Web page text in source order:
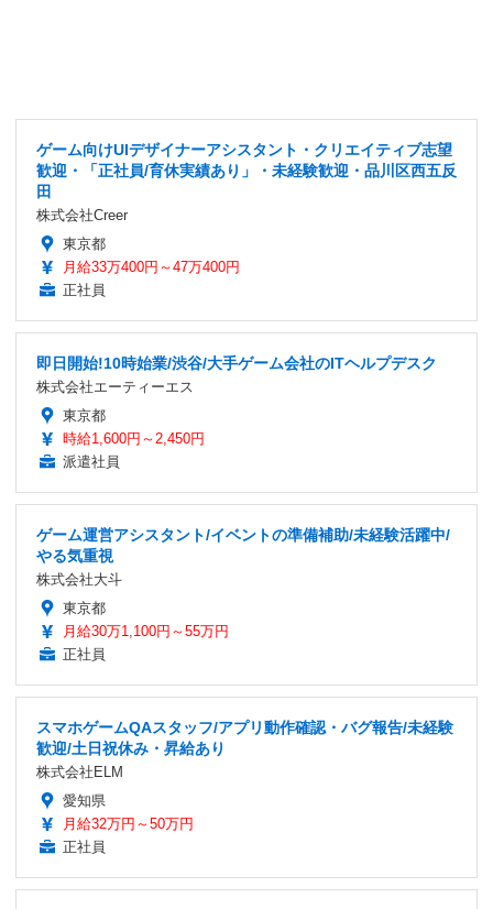
ゲーム向けUIデザイナーアシスタント・クリエイティブ志望
歓迎・「正社員/育休実績あり」・未経験歓迎・品川区西五反
田
株式会社Creer
東京都
月給33万400円～47万400円
正社員
即日開始!10時始業/渋谷/大手ゲーム会社のITヘルプデスク
株式会社エーティーエス
東京都
時給1,600円～2,450円
派遣社員
ゲーム運営アシスタント/イベントの準備補助/未経験活躍中/
やる気重視
株式会社大斗
東京都
月給30万1,100円～55万円
正社員
スマホゲームQAスタッフ/アプリ動作確認・バグ報告/未経験
歓迎/土日祝休み・昇給あり
株式会社ELM
愛知県
月給32万円～50万円
正社員